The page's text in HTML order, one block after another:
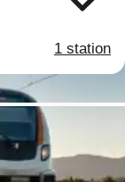
1 station